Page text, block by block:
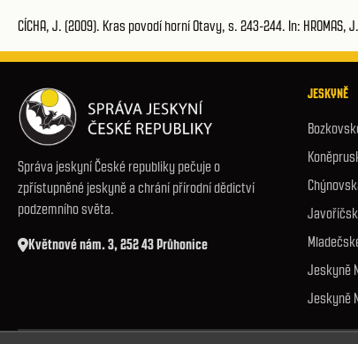
CÍCHA, J. (2009). Kras povodí horní Otavy, s. 243-244. In: HROMAS,
Správa jeskyní České republiky pečuje o
zpřístupněné jeskyně a chrání přírodní dědictví
podzemního světa.
Květnové nám. 3, 252 43 Průhonice
JESKYNĚ
Jeskyně
Jeskyně